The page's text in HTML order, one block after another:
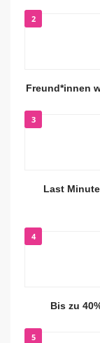
2
Freund*innen
3
Last
4
Bis zu
5